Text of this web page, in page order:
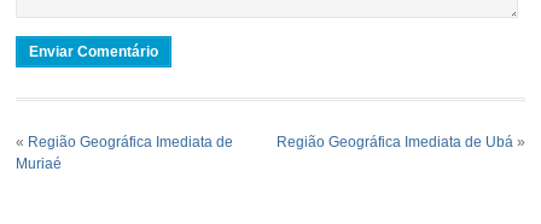
« Região Geográfica Imediata de
Muriaé
Região Geográfica Imediata de Ubá»